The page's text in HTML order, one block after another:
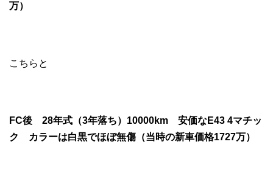
万）
こちらと
FC後 28年式（3年落ち）10000km 安価なE43 4マチッ
ク カラーは白黒でほぼ無傷（当時の新車価格1727万）